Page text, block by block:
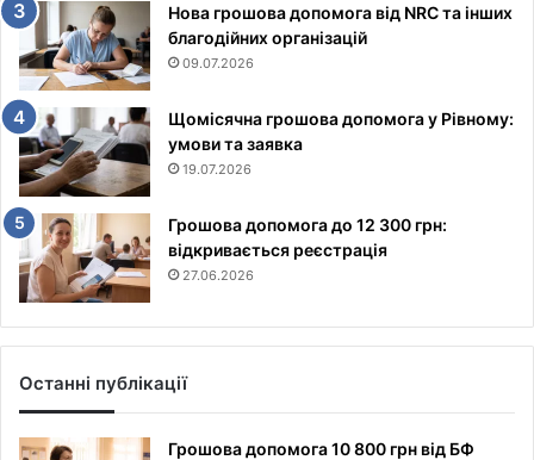
Нова грошова допомога від NRC та інших
благодійних організацій
09.07.2026
Щомісячна грошова допомога у Рівному:
умови та заявка
19.07.2026
Грошова допомога до 12 300 грн:
відкривається реєстрація
27.06.2026
Останні публікації
Грошова допомога 10 800 грн від БФ